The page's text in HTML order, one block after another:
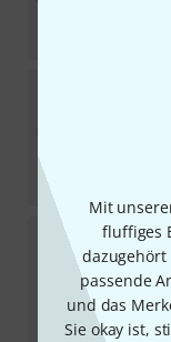
Mit
fluffiges
dazugehört
passende
und das
Sie okay ist,
222
-